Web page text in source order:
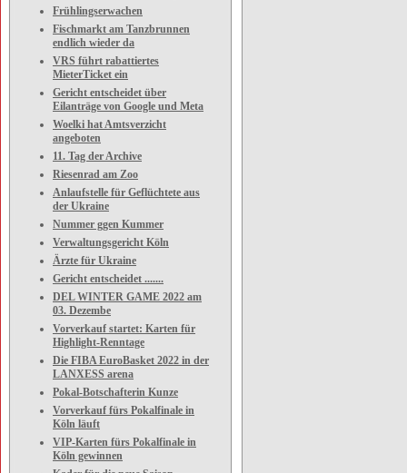
Frühlingserwachen
Fischmarkt am Tanzbrunnen
endlich wieder da
VRS führt rabattiertes
MieterTicket ein
Gericht entscheidet über
Eilanträge von Google und Meta
Woelki hat Amtsverzicht
angeboten
11. Tag der Archive
Riesenrad am Zoo
Anlaufstelle für Geflüchtete aus
der Ukraine
Nummer ggen Kummer
Verwaltungsgericht Köln
Ärzte für Ukraine
Gericht entscheidet .......
DEL WINTER GAME 2022 am
03. Dezembe
Vorverkauf startet: Karten für
Highlight-Renntage
Die FIBA EuroBasket 2022 in der
LANXESS arena
Pokal-Botschafterin Kunze
Vorverkauf fürs Pokalfinale in
Köln läuft
VIP-Karten fürs Pokalfinale in
Köln gewinnen